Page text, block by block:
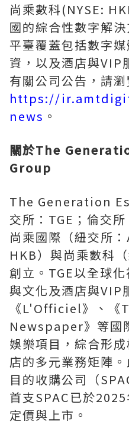
尚乘數科(NYSE:
國的綜合性數字解
平臺覆蓋包括數字
資，以及酒店與VIP
有關公司公告，請瀏
https://
news 。
關於The
Group
The Generation
交所：TGE；倫交
尚乘國際（紐交所
HKB）與尚乘數科
創立。TGE以全球
與文化及酒店與VIP
《L'Officiel》、《
Newspaper》等國
娛樂項目，綜合形
店的多元業務矩陣
目的收購公司（
首支SPAC已於
定價與上市。